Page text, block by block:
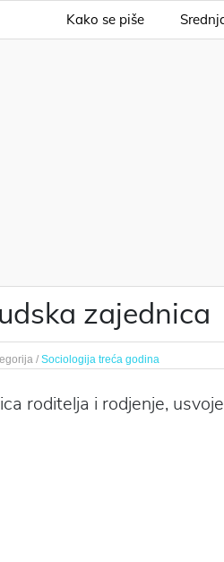
Kako se piše
zajednica
/ Sociologija treća godina
roditelja i rodjenje,